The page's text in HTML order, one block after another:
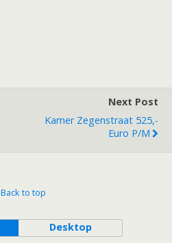
Next Post
Kamer Zegenstraat 525,-
Euro P/m
Back to top
Desktop